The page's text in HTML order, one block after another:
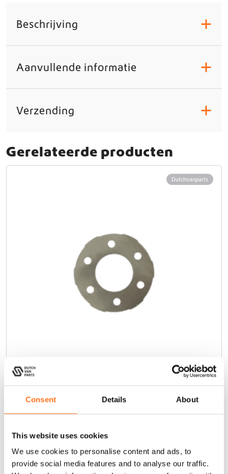
Consent Details About
This website uses cookies
We use cookies to personalise content and ads, to
provide social media features and to analyse our traffic.
Beschrijving +
Aanvullende informatie +
Verzending +
Gerelateerde producten
Dutchvanparts
Afstandshouder Reservewieldrager
Vanaf
Product samenstellen
t
r
o
d
u